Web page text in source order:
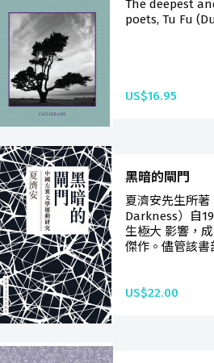
The deepest
poets, Tu Fu
US$16.95
黑暗的閘門
夏濟安先生所
Darkness）自
生極大 影響，
傑作。儘管該書
US$22.00